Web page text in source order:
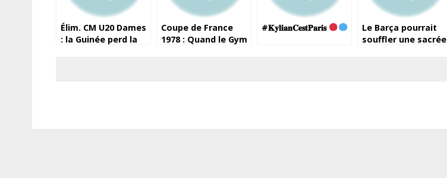
Élim. CM U20 Dames
: la Guinée perd la
Coupe de France
1978 : Quand le Gym
#𝐊𝐲𝐥𝐢𝐚𝐧𝐂𝐞𝐬𝐭𝐏𝐚𝐫𝐢𝐬
Le Barça pourrait
souffler une sacrée